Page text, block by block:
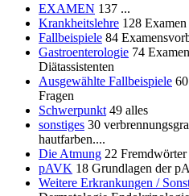
EXAMEN 137 ...
Krankheitslehre 128 Examen
Fallbeispiele 84
Gastroenterologie 74
Diätassistenten
Ausgewählte Fallbeispiele 60
Fragen
Schwerpunkt 49 alles
sonstiges 30
hautfarben....
Die Atmung 22 Fremdwörter
pAVK 18 Grundlagen der
Weitere Erkrankungen /